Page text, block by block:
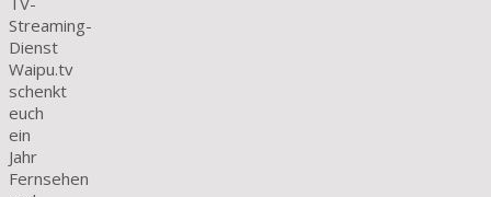
Streaming-
Dienst
Waipu.tv
schenkt
euch
ein
Jahr
Fernsehen